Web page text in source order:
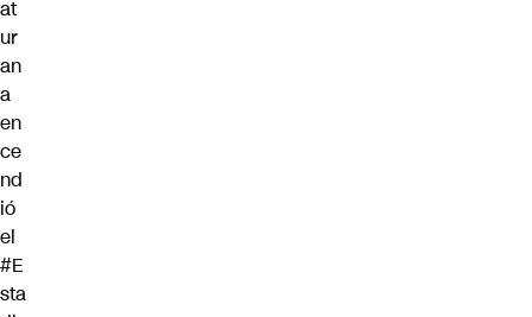
at
ur
an
a
en
ce
nd
ió
el
#E
sta